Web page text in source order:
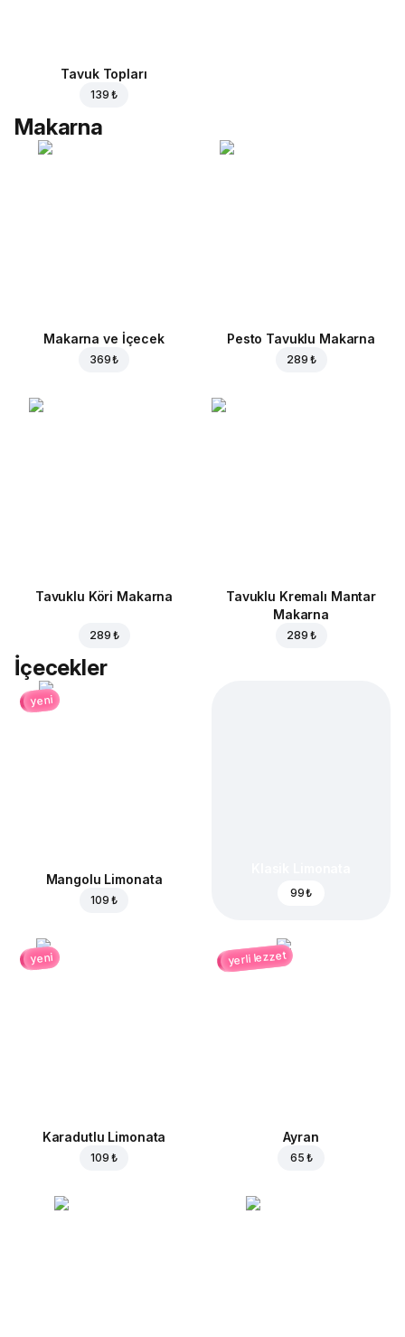
Tavuk Topları
139 ₺
Makarna
Makarna ve İçecek
369 ₺
Pesto Tavuklu Makarna
289 ₺
Tavuklu Köri Makarna
289 ₺
Tavuklu Kremalı Mantar
Makarna
289 ₺
İçecekler
yeni
Mangolu Limonata
109 ₺
99 ₺
yeni
Karadutlu Limonata
109 ₺
yerli lezzet
Ayran
65 ₺